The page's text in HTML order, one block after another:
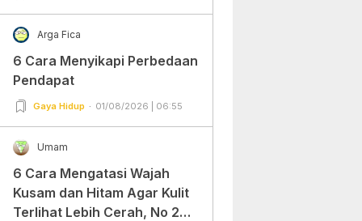
Arga Fica
6 Cara Menyikapi Perbedaan
Pendapat
Gaya Hidup 01/08/2026 | 06:55
Umam
6 Cara Mengatasi Wajah
Kusam dan Hitam Agar Kulit
Terlihat Lebih Cerah, No 2